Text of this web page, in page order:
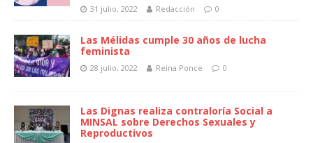
31 julio, 2022 Redacción 0
Las Mélidas cumple 30 años de lucha
feminista
28 julio, 2022 Reina Ponce 0
Las Dignas realiza contraloría Social a
MINSAL sobre Derechos Sexuales y
Reproductivos